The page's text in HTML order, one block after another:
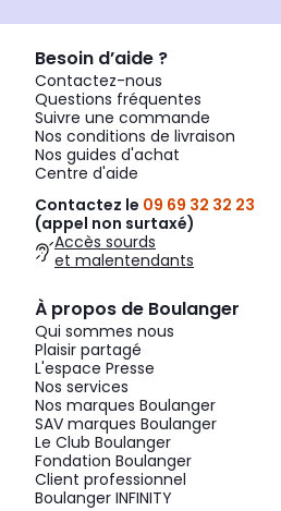
Besoin d’aide ?
Contactez-nous
Questions fréquentes
Suivre une commande
Nos conditions de livraison
Nos guides d'achat
Centre d'aide
Contactez le 09 69 32 32 23
(appel non surtaxé)
Accès sourds
et malentendants
À propos de Boulanger
Qui sommes nous
Plaisir partagé
L'espace Presse
Nos services
Nos marques Boulanger
SAV marques Boulanger
Le Club Boulanger
Fondation Boulanger
Client professionnel
Boulanger INFINITY